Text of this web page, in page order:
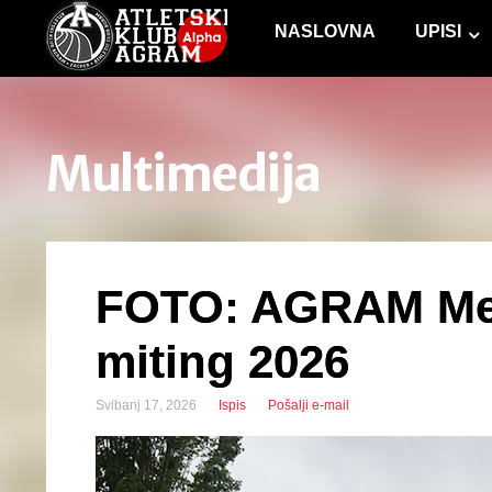
NASLOVNA UPISI
Multimedija
FOTO: AGRAM
miting 2026
Svibanj 17, 2026 Ispis Pošalji e-mail